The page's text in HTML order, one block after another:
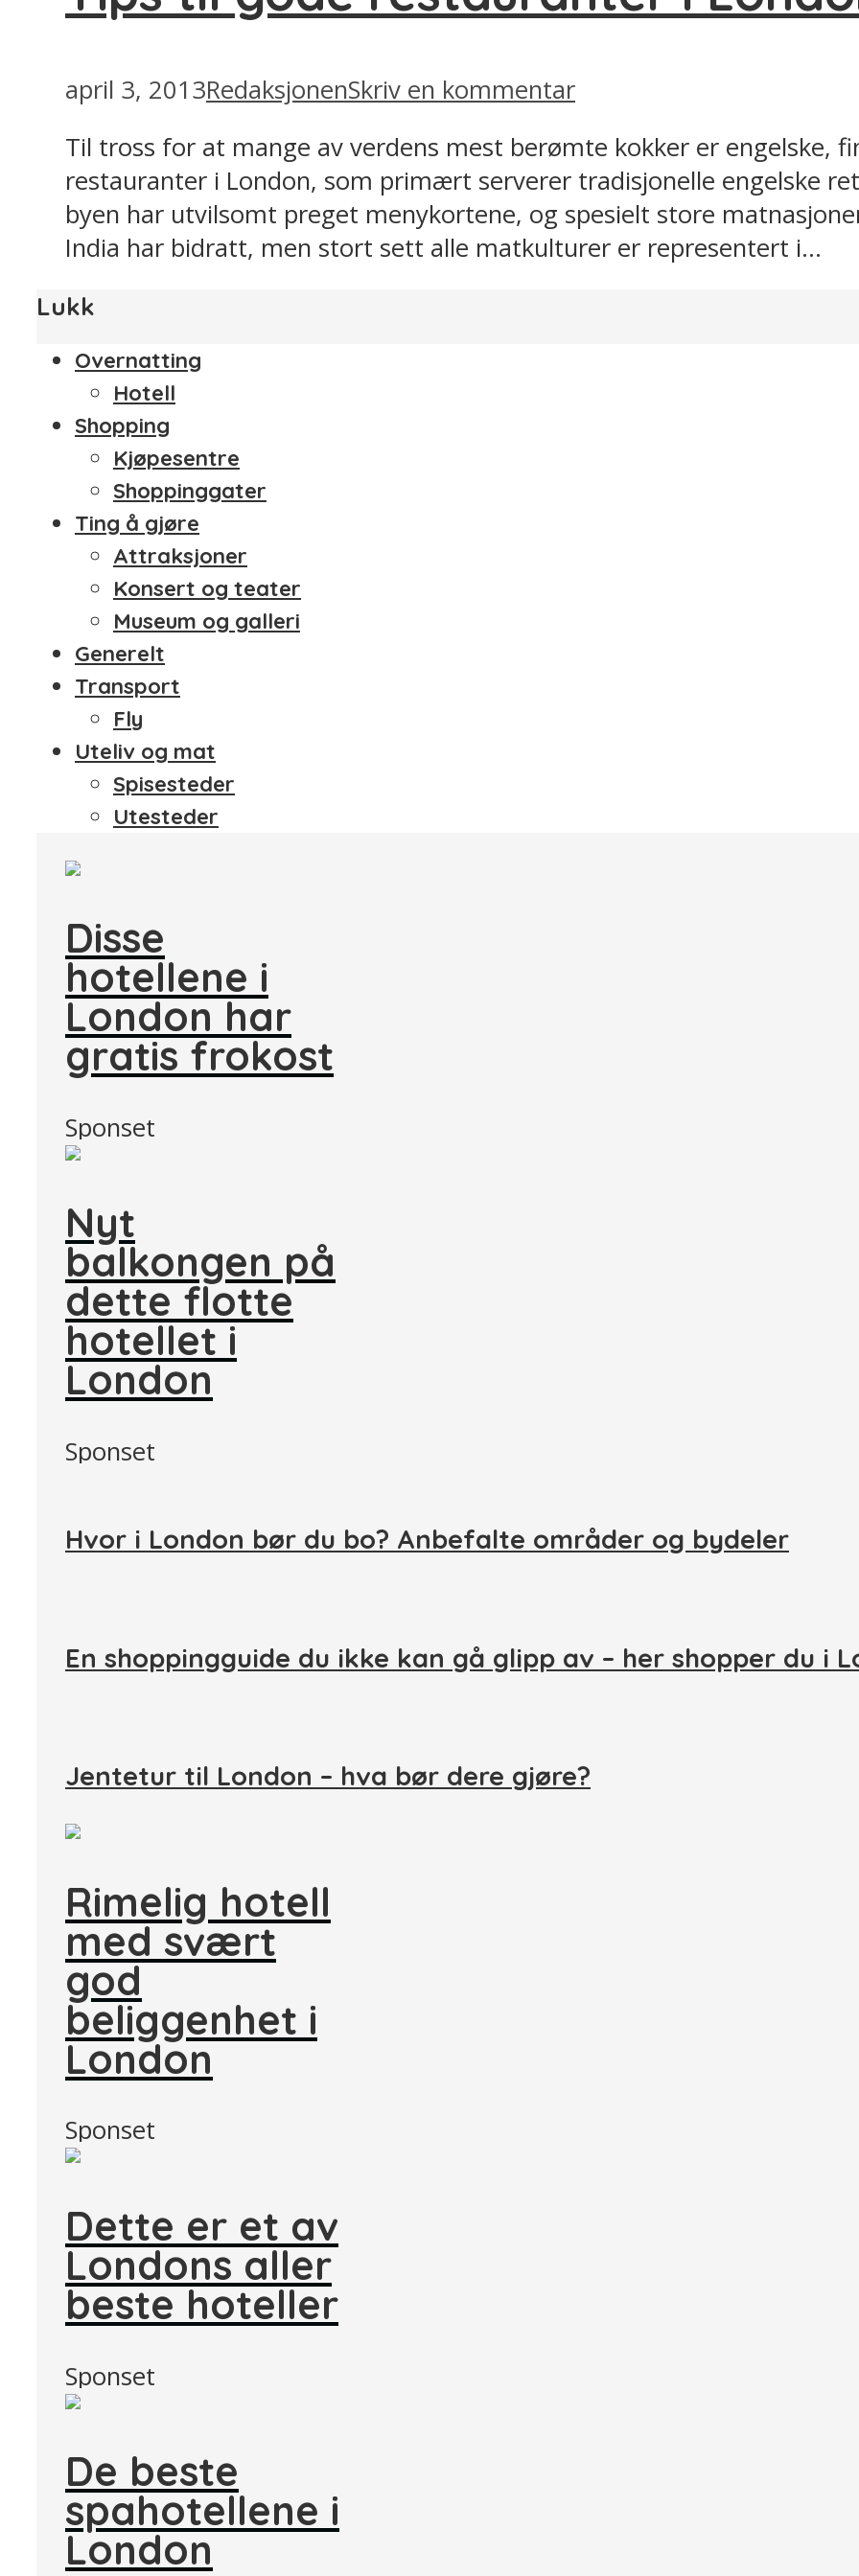
april 3, 2013RedaksjonenSkriv en kommentar
Til tross for at mange av verdens mest berømte kokker er engelske,
restauranter i London, som primært serverer tradisjonelle engelske
byen har utvilsomt preget menykortene, og spesielt store
India har bidratt, men stort sett alle matkulturer er representert i...
Lukk
Overnatting
Hotell
Shopping
Kjøpesentre
Shoppinggater
Ting å gjøre
Attraksjoner
Konsert og teater
Museum og galleri
Generelt
Transport
Fly
Uteliv og mat
Spisesteder
Utesteder
Disse
hotellene i
London har
gratis frokost
Sponset
Nyt
balkongen på
dette flotte
hotellet i
London
Sponset
Hvor i London bør du bo? Anbefalte områder og bydeler
En shoppingguide du ikke kan gå glipp av – her shopper du i
Jentetur til London – hva bør dere gjøre?
Rimelig hotell
med svært
god
beliggenhet i
London
Sponset
Dette er et av
Londons aller
beste hoteller
Sponset
De beste
spahotellene i
London